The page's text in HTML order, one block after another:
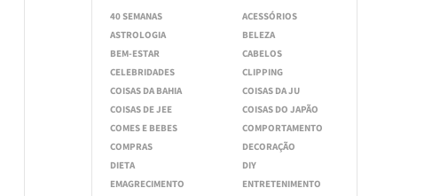
40 SEMANAS
ACESSÓRIOS
ASTROLOGIA
BELEZA
BEM-ESTAR
CABELOS
CELEBRIDADES
CLIPPING
COISAS DA BAHIA
COISAS DA JU
COISAS DE JEE
COISAS DO JAPÃO
COMES E BEBES
COMPORTAMENTO
COMPRAS
DECORAÇÃO
DIETA
DIY
EMAGRECIMENTO
ENTRETENIMENTO